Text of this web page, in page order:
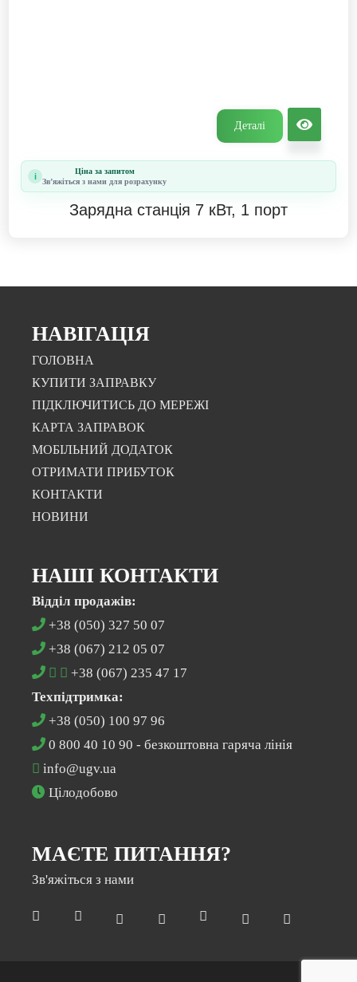
Деталі
i Ціна за запитом
Звʼяжіться з нами для розрахунку
Зарядна станція 7 кВт, 1 порт
НАВІГАЦІЯ
ГОЛОВНА
КУПИТИ ЗАПРАВКУ
ПІДКЛЮЧИТИСЬ ДО МЕРЕЖІ
КАРТА ЗАПРАВОК
МОБІЛЬНИЙ ДОДАТОК
ОТРИМАТИ ПРИБУТОК
КОНТАКТИ
НОВИНИ
НАШІ КОНТАКТИ
Відділ продажів:
+38 (050) 327 50 07
+38 (067) 212 05 07
+38 (067) 235 47 17
Техпідтримка:
+38 (050) 100 97 96
0 800 40 10 90 - безкоштовна гаряча лінія
info@ugv.ua
Цілодобово
МАЄТЕ ПИТАННЯ?
Зв'яжіться з нами
Раз на місяць ми відправляємо дайджест з